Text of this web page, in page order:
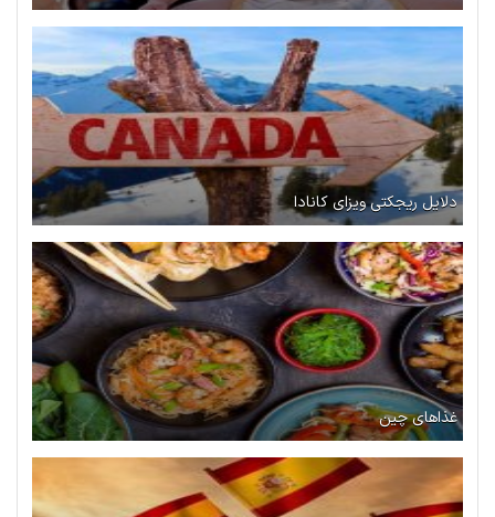
دلایل ریجکتی ویزای کانادا
غذاهای چین